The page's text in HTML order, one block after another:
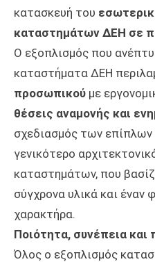
κατασκευή του
καταστημάτων ΔΕΗ σε
Ο εξοπλισμός που
καταστήματα ΔΕΗ
προσωπικού με
θέσεις αναμονής και
σχεδιασμός των
γενικότερο
καταστημάτων, που
σύγχρονα υλικά και έναν
χαρακτήρα.
Ποιότητα, συνέπεια
Όλος ο εξοπλισμός